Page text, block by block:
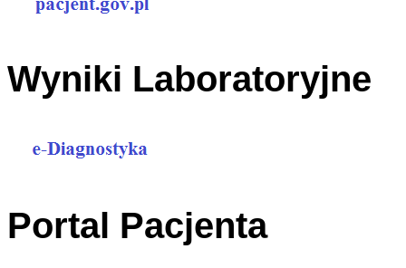
Wyniki Laboratoryjne
Portal Pacjenta